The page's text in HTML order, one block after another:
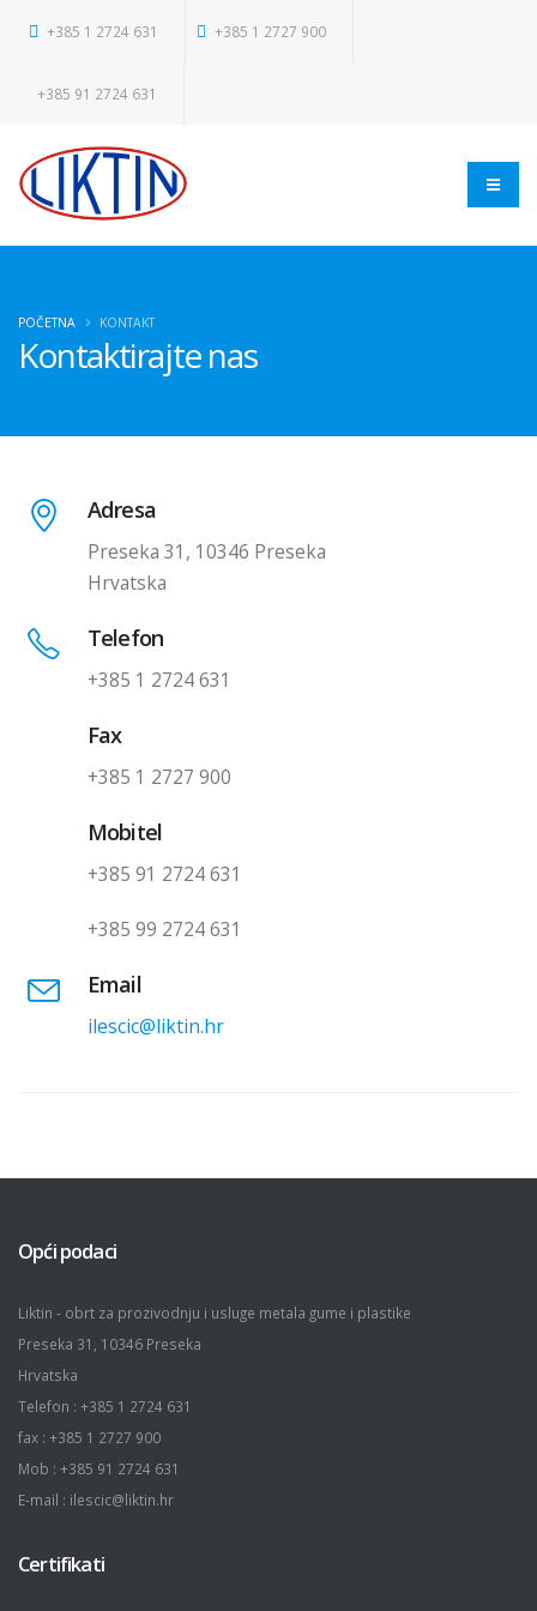
+385 1 2724 631 +385 1 2727 900
+385 91 2724 631
Kontaktirajte nas
POČETNA KONTAKT
Adresa
Preseka 31, 10346 Preseka
Hrvatska
Telefon
+385 1 2724 631
Fax
+385 1 2727 900
Mobitel
+385 91 2724 631
+385 99 2724 631
Email
ilescic@liktin.hr
Opći podaci
Liktin - obrt za prozivodnju i usluge metala gume i plastike
Preseka 31, 10346 Preseka
Hrvatska
Telefon : +385 1 2724 631
fax : +385 1 2727 900
Mob : +385 91 2724 631
E-mail : ilescic@liktin.hr
Certifikati